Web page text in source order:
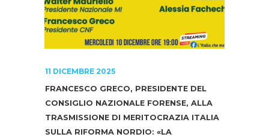
11 DICEMBRE 2025
FRANCESCO GRECO, PRESIDENTE DEL
CONSIGLIO NAZIONALE FORENSE, ALLA
TRASMISSIONE DI MERITOCRAZIA ITALIA
SULLA RIFORMA NORDIO: «LA